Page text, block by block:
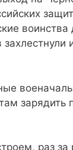
зарядить
раз за